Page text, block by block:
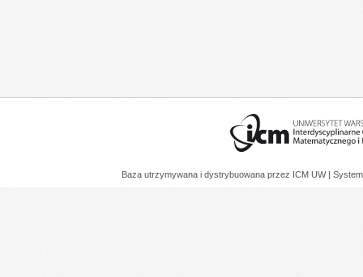
Baza utrzymywana i dystrybuowana przez ICM UW |